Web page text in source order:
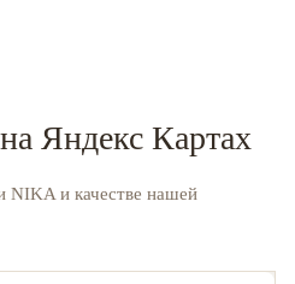
Яндекс Картах
NIKA и качестве нашей